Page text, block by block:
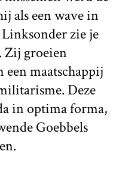
als een wave in
zie je
Zij groeien
maatschappij
Deze
in optima forma,
Goebbels